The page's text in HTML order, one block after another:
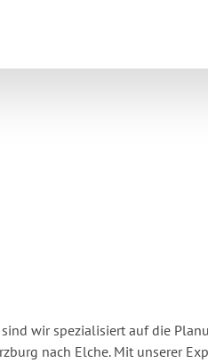
wir spezialisiert auf die
nach Elche. Mit unserer